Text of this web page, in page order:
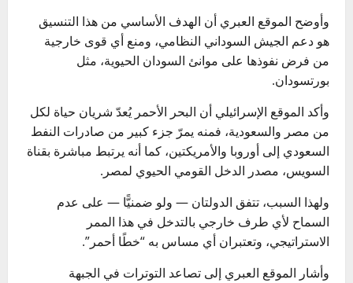
وأوضح الموقع العبري أن الهدف الأساسي من هذا التنسيق
هو دعم الجيش السوداني النظامي، ومنع أي قوى خارجية
من فرض نفوذها على موانئ السودان الحيوية، مثل
بورتسودان.
وأكد الموقع الإسرائيلي أن البحر الأحمر يُعدّ شريان حياة لكل
من مصر والسعودية، فمنه يمرّ جزء كبير من صادرات النفط
السعودي إلى أوروبا والأمريكتين، كما أنه يرتبط مباشرة بقناة
السويس، مصدر الدخل القومي الحيوي لمصر.
ولهذا السبب، تتفق الدولتان — ولو ضمنيًّا — على عدم
السماح لأي طرف خارجي بالتدخل في هذا الممر
الاستراتيجي، وتعتبران أي مساس به “خطًا أحمر”.
وأشار الموقع العبري إلى تصاعد التوترات في الجبهة